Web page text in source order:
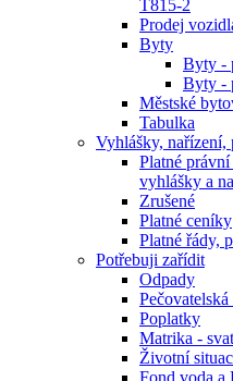
T815-2
Prodej
Byty
Byty -
Byty -
Městské
Tabulka
Vyhlášky, nařízení,
Platné právní
vyhlášky a
Zrušené
Platné ceníky
Platné řády,
Potřebuji zařídit
Odpady
Pečovatelská
Poplatky
Matrika -
Životní
Fond voda a